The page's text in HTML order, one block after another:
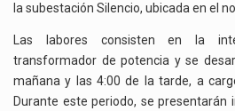
la subestación Silencio, ubicada en el
Las labores consisten en la
transformador de potencia y se
mañana y las 4:00 de la tarde, a
Durante este periodo, se presentarán